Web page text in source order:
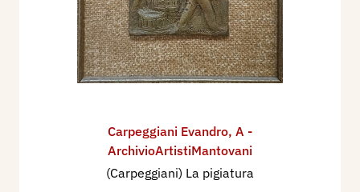
Carpeggiani Evandro, A -
ArchivioArtistiMantovani
(Carpeggiani) La pigiatura